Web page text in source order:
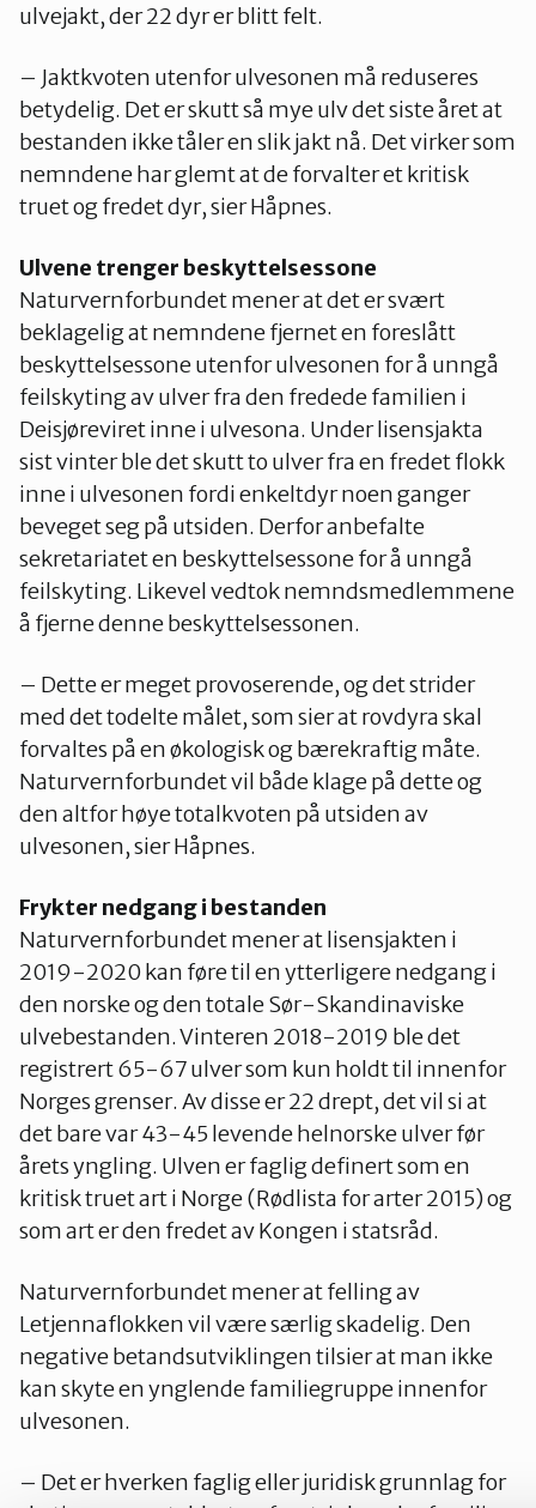
ulvejakt, der 22 dyr er blitt felt.
– Jaktkvoten utenfor ulvesonen må reduseres
betydelig. Det er skutt så mye ulv det siste året at
bestanden ikke tåler en slik jakt nå. Det virker som
nemndene har glemt at de forvalter et kritisk
truet og fredet dyr, sier Håpnes.
Ulvene trenger beskyttelsessone
Naturvernforbundet mener at det er svært
beklagelig at nemndene fjernet en foreslått
beskyttelsessone utenfor ulvesonen for å unngå
feilskyting av ulver fra den fredede familien i
Deisjøreviret inne i ulvesona. Under lisensjakta
sist vinter ble det skutt to ulver fra en fredet flokk
inne i ulvesonen fordi enkeltdyr noen ganger
beveget seg på utsiden. Derfor anbefalte
sekretariatet en beskyttelsessone for å unngå
feilskyting. Likevel vedtok nemndsmedlemmene
å fjerne denne beskyttelsessonen.
– Dette er meget provoserende, og det strider
med det todelte målet, som sier at rovdyra skal
forvaltes på en økologisk og bærekraftig måte.
Naturvernforbundet vil både klage på dette og
den altfor høye totalkvoten på utsiden av
ulvesonen, sier Håpnes.
Frykter nedgang i bestanden
Naturvernforbundet mener at lisensjakten i
2019-2020 kan føre til en ytterligere nedgang i
den norske og den totale Sør-Skandinaviske
ulvebestanden. Vinteren 2018-2019 ble det
registrert 65-67 ulver som kun holdt til innenfor
Norges grenser. Av disse er 22 drept, det vil si at
det bare var 43-45 levende helnorske ulver før
årets yngling. Ulven er faglig definert som en
kritisk truet art i Norge (Rødlista for arter 2015) og
som art er den fredet av Kongen i statsråd.
Naturvernforbundet mener at felling av
Letjennaflokken vil være særlig skadelig. Den
negative betandsutviklingen tilsier at man ikke
kan skyte en ynglende familiegruppe innenfor
ulvesonen.
– Det er hverken faglig eller juridisk grunnlag for